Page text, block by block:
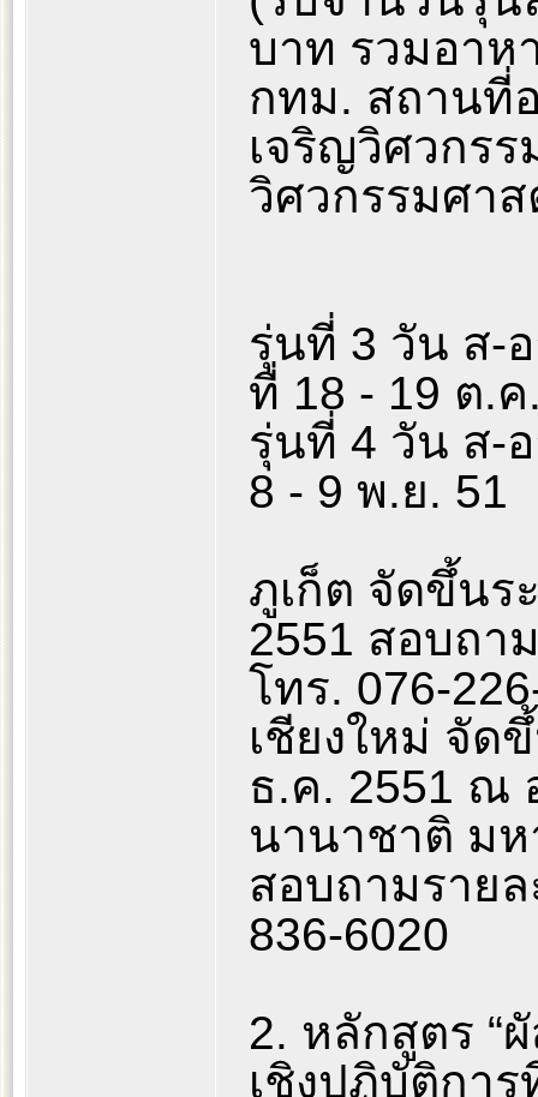
บาท รวมอาห
กทม. สถานที่
เจริญวิศวกร
วิศวกรรมศา
รุ่นที่ 3 วัน ส-
ที่ 18 - 19 ต.ค
รุ่นที่ 4 วัน ส-
8 - 9 พ.ย. 51
ภูเก็ต จัดขึ้นร
2551 สอบถา
โทร. 076-
เชียงใหม่ จัด
ธ.ค. 2551 ณ
นานาชาติ มห
สอบถามราย
836-6020
2. หลักสูตร “
เชิงปฏิบัติกา